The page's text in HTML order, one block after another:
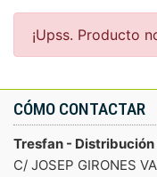
¡Upss. Producto
CÓMO CONTACTAR
Tresfan -
C/ JOSEP GIRONES